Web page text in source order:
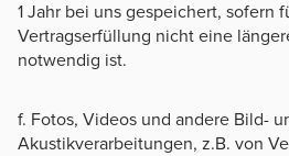
1 Jahr bei uns gespeichert, sofern
Vertragserfüllung nicht eine
notwendig ist.
f. Fotos, Videos und andere Bild-
Akustikverarbeitungen, z.B. von